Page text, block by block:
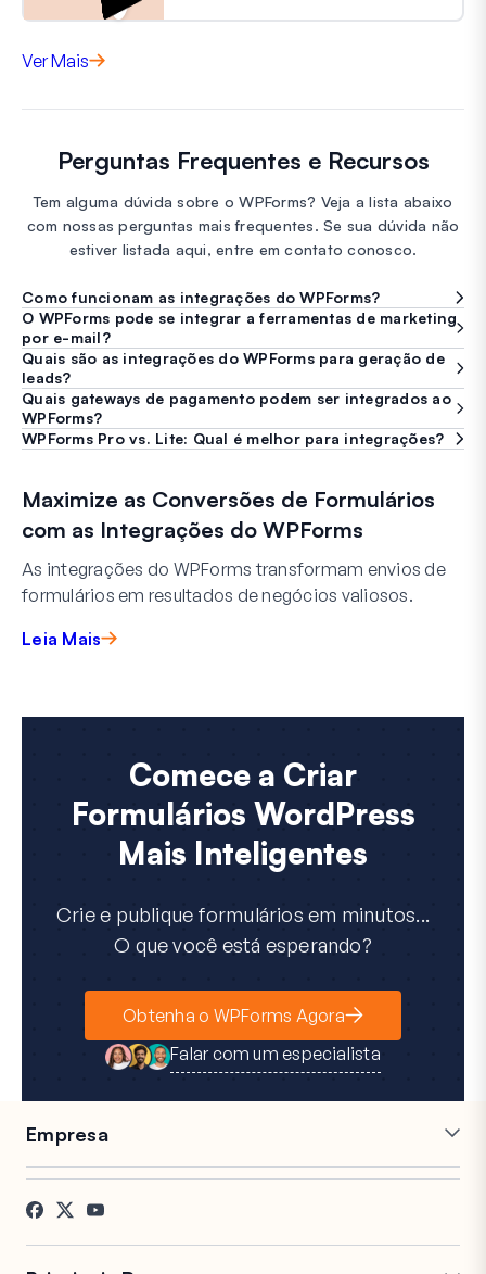
Ver Mais
Perguntas Frequentes e Recursos
Tem alguma dúvida sobre o WPForms? Veja a lista abaixo
com nossas perguntas mais frequentes. Se sua dúvida não
estiver listada aqui, entre em contato conosco.
Como funcionam as integrações do WPForms?
O WPForms pode se integrar a ferramentas de marketing
por e-mail?
Quais são as integrações do WPForms para geração de
leads?
Quais gateways de pagamento podem ser integrados ao
WPForms?
WPForms Pro vs. Lite: Qual é melhor para integrações?
Maximize as Conversões de Formulários
com as Integrações do WPForms
As integrações do WPForms transformam envios de
formulários em resultados de negócios valiosos.
Leia Mais
Comece a Criar
Formulários WordPress
Mais Inteligentes
Crie e publique formulários em minutos...
O que você está esperando?
Obtenha o WPForms Agora
Falar com um especialista
Empresa
Carreiras
Depoimentos
Afiliados